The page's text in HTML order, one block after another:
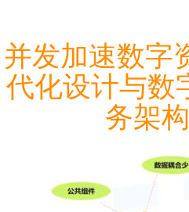
并发加速数字
代化设计与数
务架